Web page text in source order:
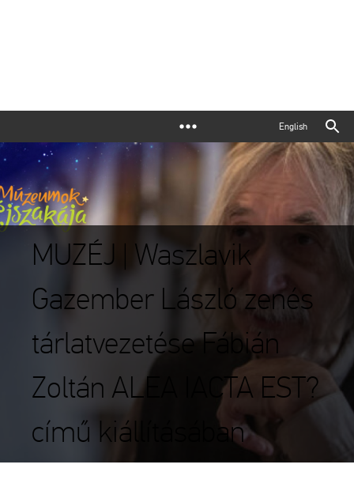
English
MUZÉJ | Waszlavik
Gazember László zenés
tárlatvezetése Fábián
Zoltán ALEA IACTA EST?
című kiállításában